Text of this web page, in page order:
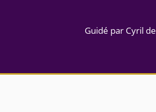
Guidé par Cyril